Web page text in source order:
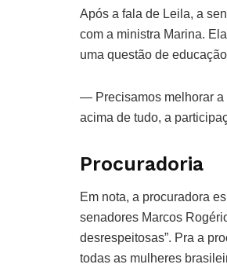
Após a fala de Leila, a
com a ministra Marina.
uma questão de
— Precisamos melhorar a
acima de tudo, a
Procuradoria
Em nota, a procuradora
senadores Marcos
desrespeitosas”. Pra a
todas as mulheres